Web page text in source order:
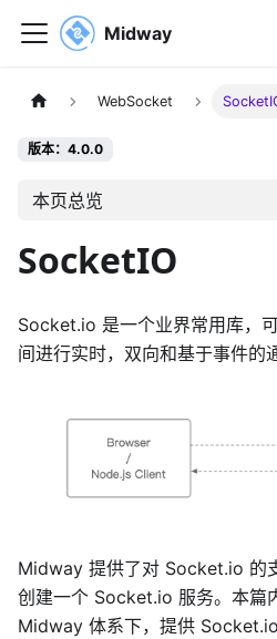
Midway
WebSocket
版本：4.0.0
本页总览
SocketIO
Socket.io 是一个业界常用库，
间进行实时，双向和基于事件的
Midway 提供了对 Socket.io 的
创建一个 Socket.io 服务。本篇
Midway 体系下，提供 Socket.io